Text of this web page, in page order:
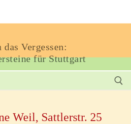
das Vergessen:
für Stuttgart
Weil, Sattlerstr. 25